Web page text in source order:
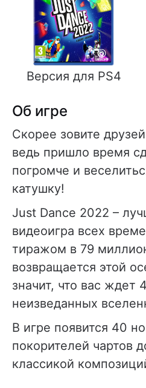
Версия для PS4
Об игре
Скорее зовите
ведь пришло время
погромче и
катушку!
Just Dance 2022 –
видеоигра всех
тиражом в 79
возвращается этой
значит, что вас ждет
неизведанных
В игре появится 40
покорителей чартов
классикой